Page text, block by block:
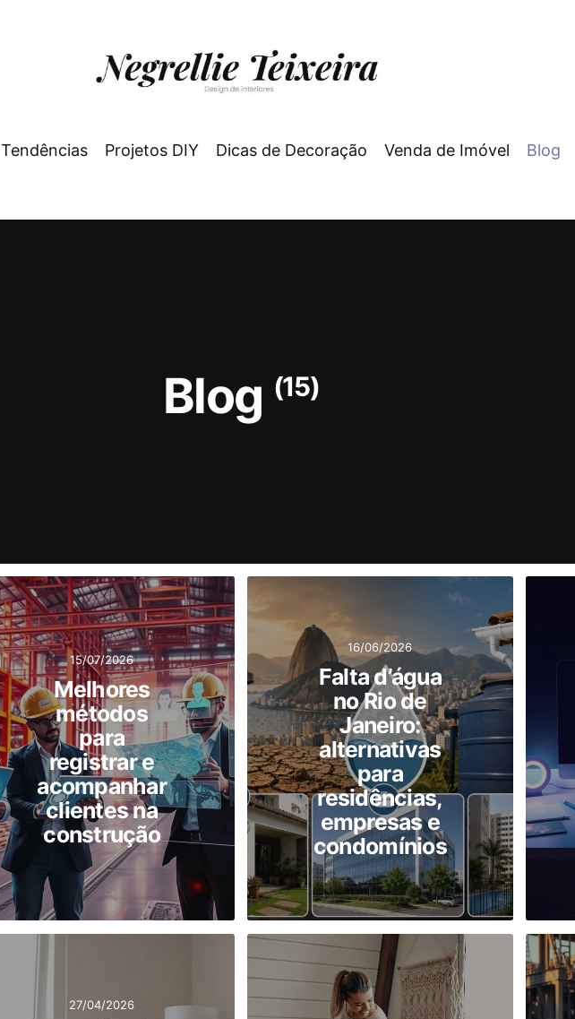
Tendências Projetos DIY Dicas de Decoração Venda de Imóvel Blog
Blog (15)
15/07/2026
Melhores
métodos
para
registrar e
acompanhar
clientes na
construção
16/06/2026
Falta d’água
no Rio de
Janeiro:
alternativas
para
residências,
empresas e
condomínios
27/04/2026